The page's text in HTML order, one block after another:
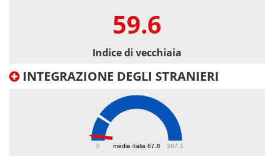
59.6
Indice di vecchiaia
INTEGRAZIONE DEGLI STRANIERI
media Italia 67.8
0 367.1